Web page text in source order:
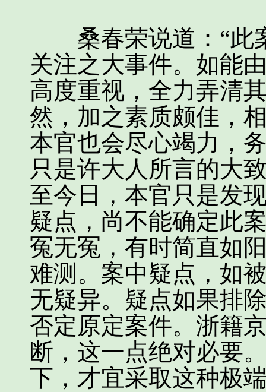
桑春荣说道：“此
关注之大事件。如能
高度重视，全力弄清
然，加之素质颇佳，
本官也会尽心竭力，
只是许大人所言的大
至今日，本官只是发
疑点，尚不能确定此
冤无冤，有时简直如
难测。案中疑点，如
无疑异。疑点如果排
否定原定案件。浙籍
断，这一点绝对必要
下，才宜采取这种极